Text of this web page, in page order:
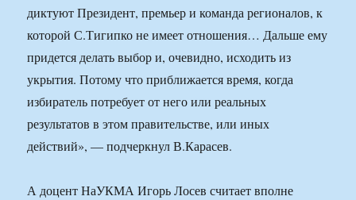
диктуют Президент, премьер и команда регионалов, к
которой С.Тигипко не имеет отношения… Дальше ему
придется делать выбор и, очевидно, исходить из
укрытия. Потому что приближается время, когда
избиратель потребует от него или реальных
результатов в этом правительстве, или иных
действий», — подчеркнул В.Карасев.
А доцент НаУКМА Игорь Лосев считает вполне